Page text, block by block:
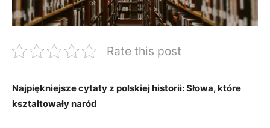
Rate this post
Najpiękniejsze cytaty z polskiej historii: Słowa, które
kształtowały naród